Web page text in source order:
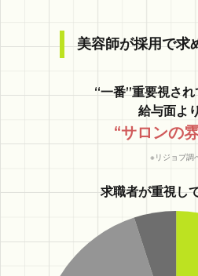
美容師が採用で求
“一番”重要視さ
給与面よ
“サロンの
※リジョブ調
求職者が重視し